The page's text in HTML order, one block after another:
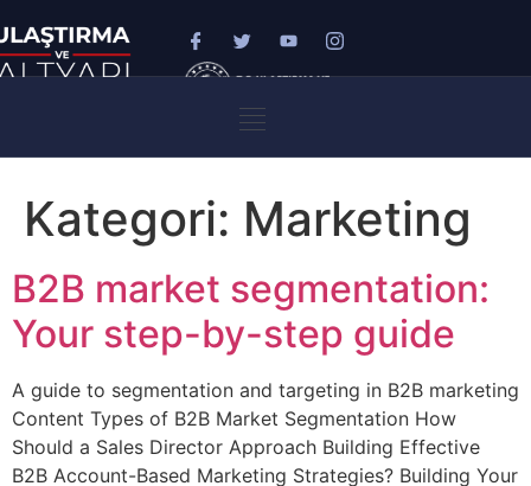
Kategori: Marketing
B2B market segmentation:
Your step-by-step guide
A guide to segmentation and targeting in B2B marketing
Content Types of B2B Market Segmentation How
Should a Sales Director Approach Building Effective
B2B Account-Based Marketing Strategies? Building Your